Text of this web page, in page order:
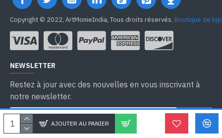
AJOUTER AU PANIER
Copyright © 2022, ArtMonieIndia, Tous droits réservés. Boutique de
NEWSLETTER
Restez à jour avec des nouvelles en vous inscrivant à
notre newsletter.